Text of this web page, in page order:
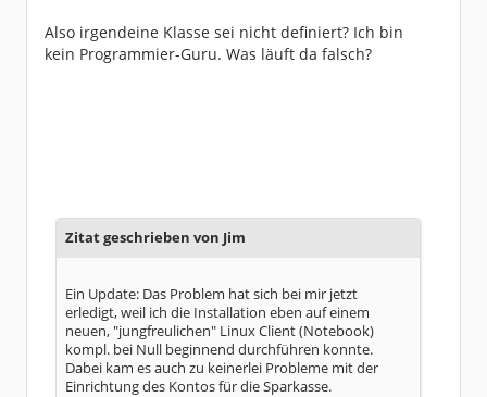
Also irgendeine Klasse sei nicht definiert? Ich bin
kein Programmier-Guru. Was läuft da falsch?
Zitat geschrieben von Jim
Ein Update: Das Problem hat sich bei mir jetzt
erledigt, weil ich die Installation eben auf einem
neuen, "jungfreulichen" Linux Client (Notebook)
kompl. bei Null beginnend durchführen konnte.
Dabei kam es auch zu keinerlei Probleme mit der
Einrichtung des Kontos für die Sparkasse.